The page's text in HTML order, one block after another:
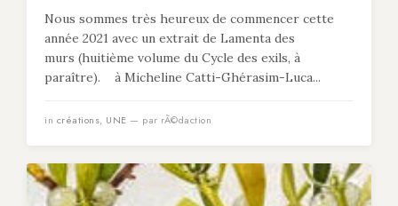
Nous sommes très heureux de commencer cette
année 2021 avec un extrait de Lamenta des
murs (huitième volume du Cycle des exils, à
paraître). à Micheline Catti-Ghérasim-Luca...
in créations, UNE — par rÃ©daction